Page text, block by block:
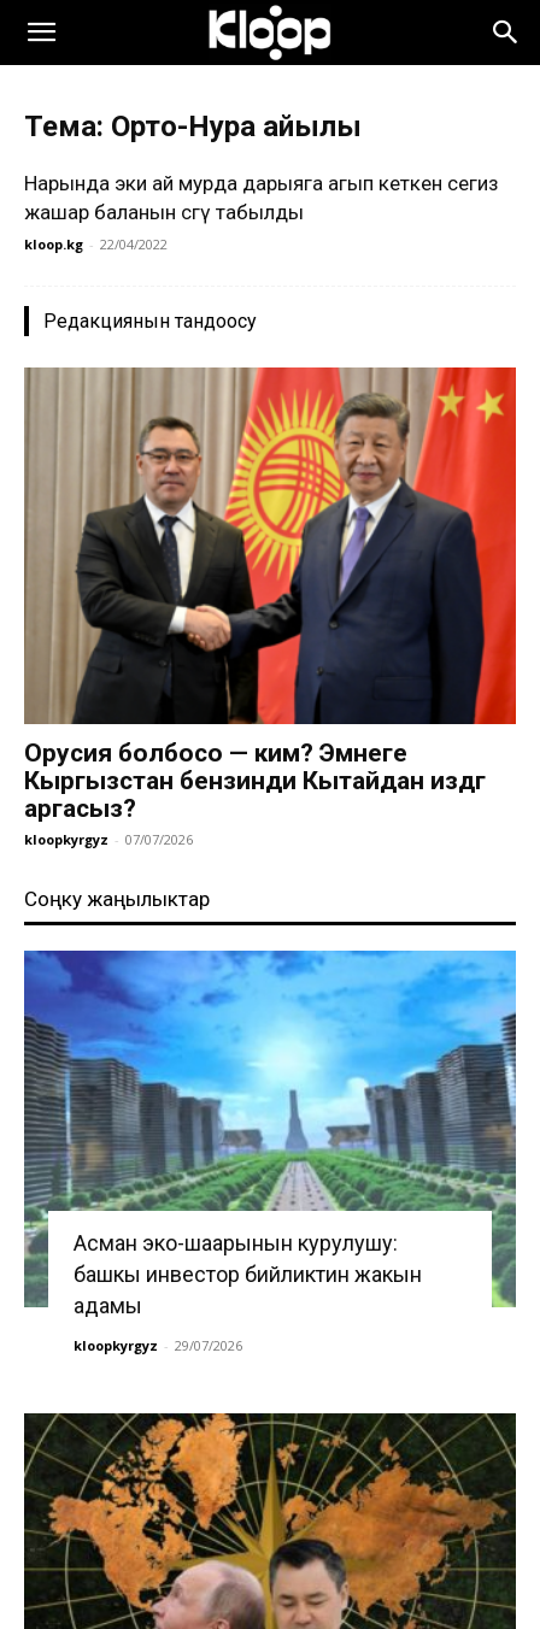
Тема: Орто-Нура айылы
Нарында эки ай мурда дарыяга агып кеткен сегиз
жашар баланын сөөгү табылды
kloop.kg - 22/04/2022
Редакциянын тандоосу
Орусия болбосо — ким? Эмнеге
Кыргызстан бензинди Кытайдан издөөгө
аргасыз?
kloopkyrgyz - 07/07/2026
Соңку жаңылыктар
Асман эко-шаарынын курулушу:
башкы инвестор бийликтин жакын
адамы
kloopkyrgyz - 29/07/2026